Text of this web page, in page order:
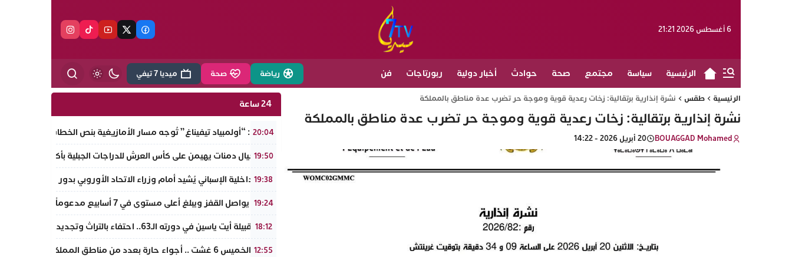
6 أغسطس 2026 21:21
الرئيسية سياسة مجتمع صحة حوادث أخبار دولية ربورتاجات فن رياضة صحة ميديا 7 تيفي
الرئيسية طقس نشرة إنذارية برتقالية: زخات رعدية قوية وموجة حر تضرب عدة مناطق بالمملكة
نشرة إنذارية برتقالية: زخات رعدية قوية وموجة حر تضرب عدة مناطق بالمملكة
BOUAGGAD Mohamed 20 أبريل 2026 - 14:22
24 ساعة
20:04
تفراوت: “أولمبياد تيفيناغ” تُوجه مسار الأمازيغية بنص الخطاب الملكي
19:50
نادي أجيال دمنات يهيمن على كأس العرش للدراجات الجبلية بأكادير.. مروان
19:38
وزير الداخلية الإسباني يُشيد أمام وزراء الاتحاد الأوروبي بدور المغرب
19:24
الذهب يواصل القفز ويبلغ أعلى مستوى في 7 أسابيع مدعوماً بتراجع الدولار وانخفاض عوائد السندات
18:12
ملتقى قبيلة أيت ياسين في دورته الـ63.. احتفاء بالتراث وتجديد لروح الانتماء الوطني
12:55
طقس الخميس 6 غشت .. أجواء حارة بعدد من مناطق المملكة